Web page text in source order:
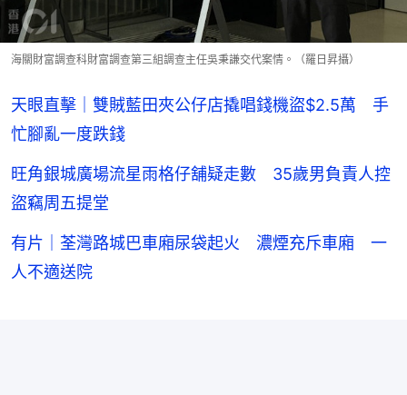
海關財富調查科財富調查第三組調查主任吳秉謙交代案情。（羅日昇攝）
天眼直擊｜雙賊藍田夾公仔店撬唱錢機盜$2.5萬 手
忙腳亂一度跌錢
旺角銀城廣場流星雨格仔舖疑走數 35歲男負責人控
盜竊周五提堂
有片｜荃灣路城巴車廂尿袋起火 濃煙充斥車廂 一
人不適送院